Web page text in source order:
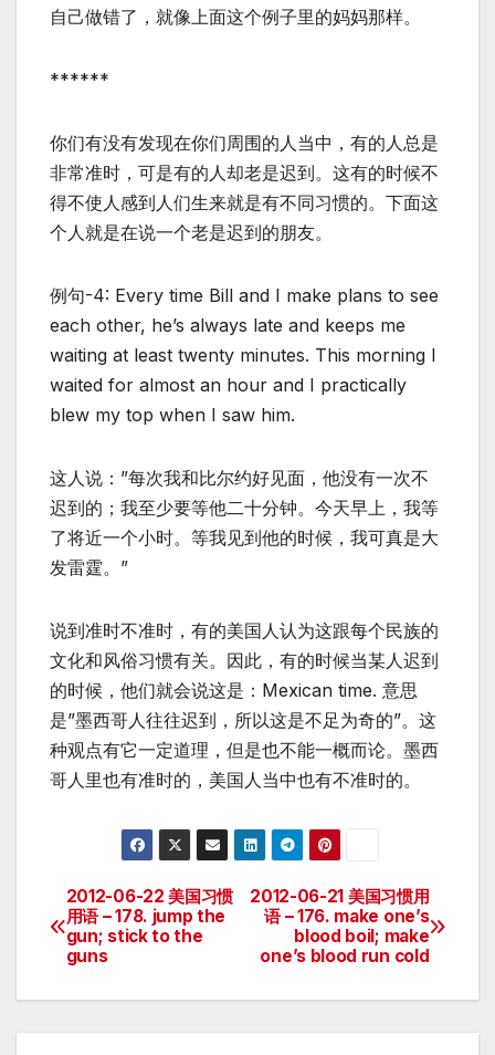
自己做错了，就像上面这个例子里的妈妈那样。
******
你们有没有发现在你们周围的人当中，有的人总是
非常准时，可是有的人却老是迟到。这有的时候不
得不使人感到人们生来就是有不同习惯的。下面这
个人就是在说一个老是迟到的朋友。
例句-4: Every time Bill and I make plans to see
each other, he’s always late and keeps me
waiting at least twenty minutes. This morning I
waited for almost an hour and I practically
blew my top when I saw him.
这人说：”每次我和比尔约好见面，他没有一次不
迟到的；我至少要等他二十分钟。今天早上，我等
了将近一个小时。等我见到他的时候，我可真是大
发雷霆。”
说到准时不准时，有的美国人认为这跟每个民族的
文化和风俗习惯有关。因此，有的时候当某人迟到
的时候，他们就会说这是：Mexican time. 意思
是”墨西哥人往往迟到，所以这是不足为奇的”。这
种观点有它一定道理，但是也不能一概而论。墨西
哥人里也有准时的，美国人当中也有不准时的。
Post
navigation
2012-06-21 美国习惯用
语 – 176. make one’s
blood boil; make
one’s blood run cold
2012-06-22 美国习惯
用语 – 178. jump the
gun; stick to the
guns